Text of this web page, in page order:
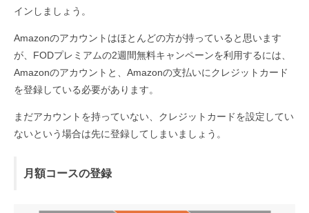
インしましょう。
Amazonのアカウントはほとんどの方が持っていると思います
が、FODプレミアムの2週間無料キャンペーンを利用するには、
Amazonのアカウントと、Amazonの支払いにクレジットカード
を登録している必要があります。
まだアカウントを持っていない、クレジットカードを設定してい
ないという場合は先に登録してしまいましょう。
月額コースの登録